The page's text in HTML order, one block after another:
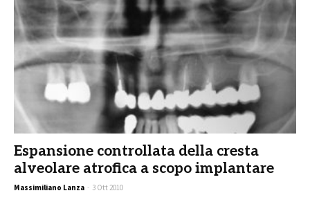
Espansione controllata della cresta
alveolare atrofica a scopo implantare
Massimiliano Lanza - 3 Ott 2010